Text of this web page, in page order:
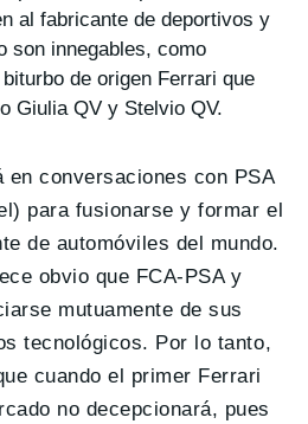
al fabricante de deportivos y
son innegables, como
de origen Ferrari que
Giulia QV y Stelvio QV.
en conversaciones con PSA
para fusionarse y formar el
de automóviles del mundo.
obvio que FCA-PSA y
mutuamente de sus
tecnológicos. Por lo tanto,
cuando el primer Ferrari
no decepcionará, pues